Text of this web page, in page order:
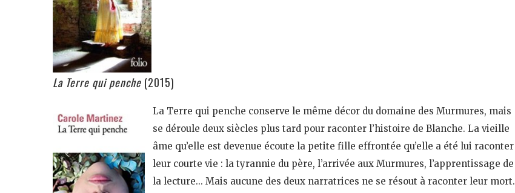
La Terre qui penche (2015)
La Terre qui penche conserve le même décor du domaine des Murmures, mais
se déroule deux siècles plus tard pour raconter l’histoire de Blanche. La vieille
âme qu’elle est devenue écoute la petite fille effrontée qu’elle a été lui raconter
leur courte vie : la tyrannie du père, l’arrivée aux Murmures, l’apprentissage de
la lecture… Mais aucune des deux narratrices ne se résout à raconter leur mort.